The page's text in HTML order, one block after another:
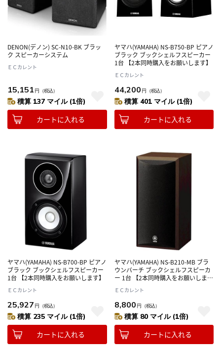
DENON(デノン) SC-N10-BK ブラッ
ク スピーカーシステム
ＥＣカレント
15,151 円 （税込）
積算 137 マイル (1倍)
カートに入れる
ヤマハ(YAMAHA) NS-B750-BP ピアノ
ブラック ブックシェルフスピーカー
1台 【2本同時購入をお願いします】
ＥＣカレント
44,200 円 （税込）
積算 401 マイル (1倍)
カートに入れる
ヤマハ(YAMAHA) NS-B700-BP ピアノ
ブラック ブックシェルフスピーカー
1台 【2本同時購入をお願いします】
ＥＣカレント
25,927 円 （税込）
積算 235 マイル (1倍)
カートに入れる
ヤマハ(YAMAHA) NS-B210-MB ブラ
ウンバーチ ブックシェルフスピーカ
ー 1台 【2本同時購入をお願いしま
ＥＣカレント
8,800 円 （税込）
積算 80 マイル (1倍)
カートに入れる